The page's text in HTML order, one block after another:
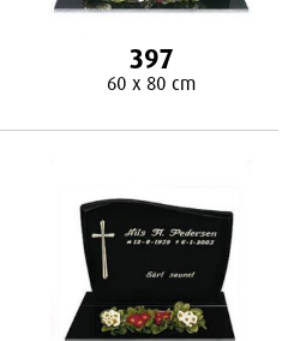
397
60 x 80 cm